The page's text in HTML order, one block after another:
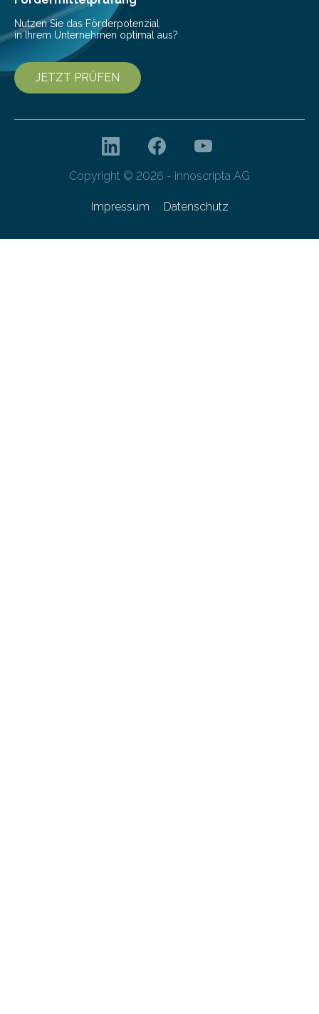
Nutzen Sie das Förderpotenzial
in Ihrem Unternehmen optimal aus?
JETZT PRÜFEN
Copyright © 2026 - innoscripta AG
Impressum Datenschutz